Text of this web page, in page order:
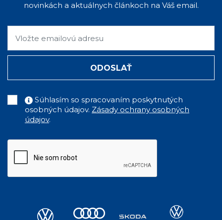
novinkách a aktuálnych článkoch na Váš email.
ODOSLAŤ
Súhlasím so spracovaním poskytnutých
osobných údajov. Zásady ochrany osobných
údajov.